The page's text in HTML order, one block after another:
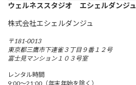
ウェルネススタジオ エシェルダンジュ
株式会社エシェルダンジュ
〒181-0013
東京都三鷹市下連雀３丁目９番１２号
富士見マンション１０３号室
レンタル時間
9:00〜21:00（年末年始を除く）